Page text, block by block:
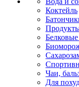
Коктейль
Чаи,
Для